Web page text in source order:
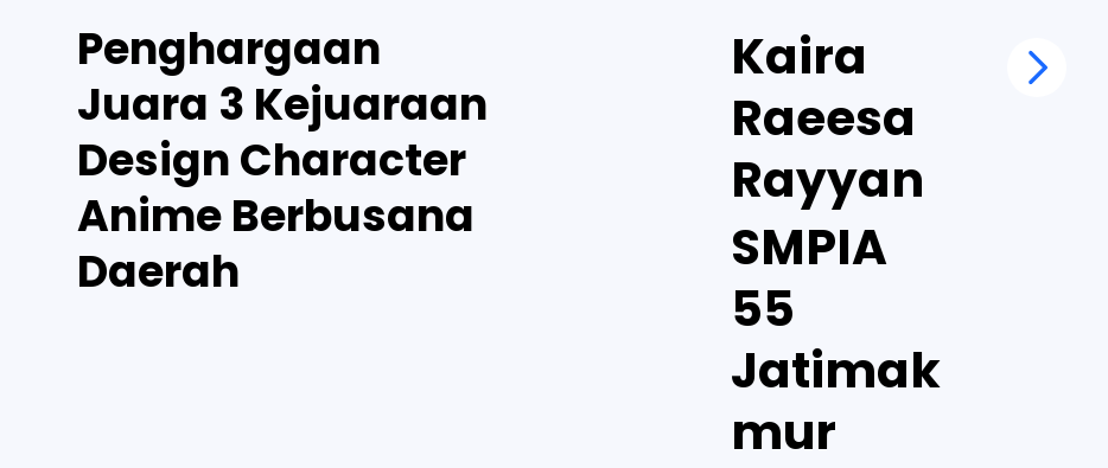
Penghargaan
Juara 3 Kejuaraan
Design Character
Anime Berbusana
Daerah
Kaira
Raeesa
Rayyan
SMPIA
55
Jatimak
mur